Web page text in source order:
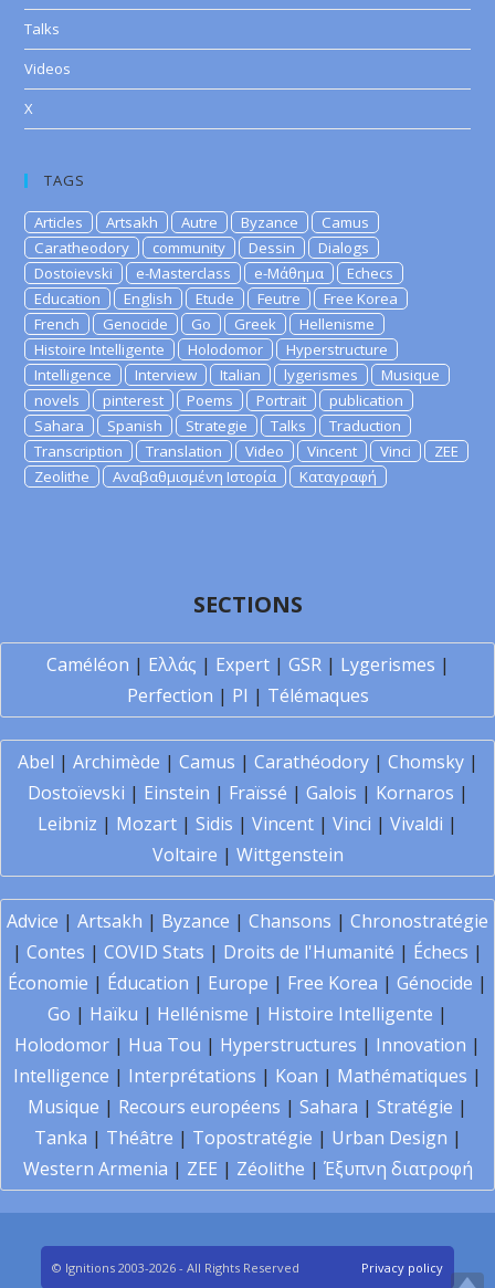
Talks
Videos
X
TAGS
Articles Artsakh Autre Byzance
Camus
Caratheodory
community Dessin
Dialogs
Dostoievski
e-Masterclass e-Μάθημα
Echecs
Education
English Etude Feutre
Free Korea
French
Genocide Go Greek
Hellenisme
Histoire Intelligente
Holodomor
Hyperstructure
Intelligence
Interview Italian lygerismes
Musique
novels
pinterest Poems Portrait
publication
Sahara
Spanish Strategie Talks
Traduction
Transcription
Translation Video Vincent Vinci
ZEE
Zeolithe
Αναβαθμισμένη Ιστορία Καταγραφή
SECTIONS
Caméléon | Ελλάς | Expert| GSR| Lygerismes |
Perfection | PI | Télémaques
Abel | Archimède | Camus | Carathéodory| Chomsky|
Dostoïevski | Einstein | Fraïssé | Galois | Kornaros |
Leibniz | Mozart | Sidis | Vincent | Vinci | Vivaldi |
Voltaire | Wittgenstein
Advice | Artsakh | Byzance | Chansons | Chronostratégie
| Contes | COVID Stats | Droits de l'Humanité | Échecs |
Économie | Éducation | Europe | Free Korea | Génocide |
Go | Haïku | Hellénisme | Histoire Intelligente |
Holodomor | Hua Tou | Hyperstructures | Innovation |
Intelligence | Interprétations | Koan | Mathématiques |
Musique | Recours européens | Sahara | Stratégie |
Tanka | Théâtre | Topostratégie | Urban Design |
Western Armenia | ZEE | Zéolithe | Έξυπνη διατροφή
© Ignitions 2003-2026 - All Rights Reserved Privacy policy